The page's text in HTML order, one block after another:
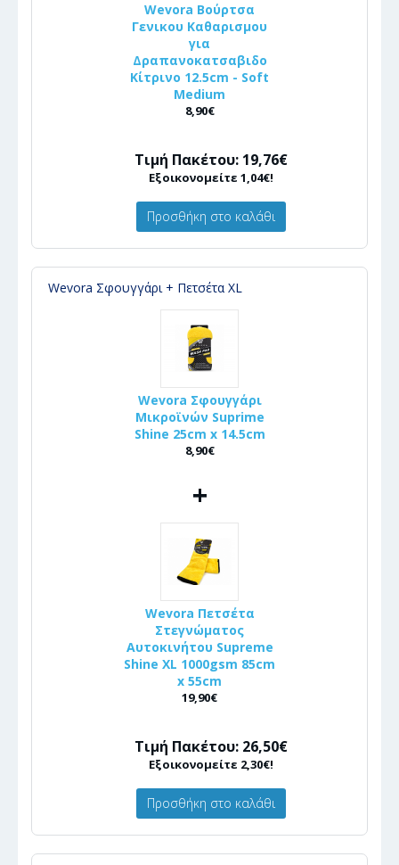
Wevora Βούρτσα
Γενικου Καθαρισμου
για
Δραπανοκατσαβιδο
Κίτρινο 12.5cm - Soft
Medium
8,90€
Τιμή Πακέτου: 19,76€
Εξοικονομείτε 1,04€!
Προσθήκη στο καλάθι
Wevora Σφουγγάρι + Πετσέτα XL
Wevora Σφουγγάρι
Μικροϊνών Suprime
Shine 25cm x 14.5cm
8,90€
+
Wevora Πετσέτα
Στεγνώματος
Αυτοκινήτου Supreme
Shine XL 1000gsm 85cm
x 55cm
19,90€
Τιμή Πακέτου: 26,50€
Εξοικονομείτε 2,30€!
Προσθήκη στο καλάθι